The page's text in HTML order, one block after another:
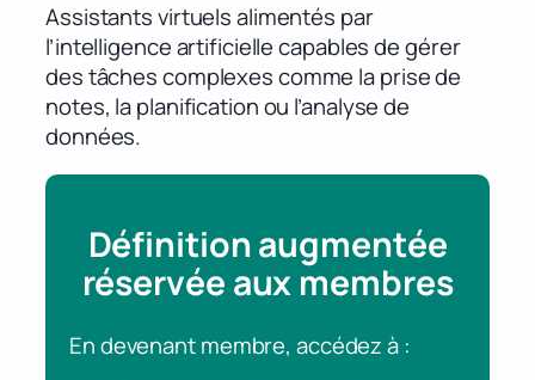
Assistants virtuels alimentés par
l’intelligence artificielle capables de gérer
des tâches complexes comme la prise de
notes, la planification ou l’analyse de
données.
Définition augmentée
réservée aux membres
En devenant membre, accédez à :